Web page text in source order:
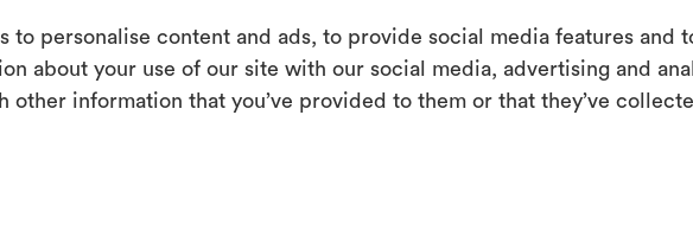
to personalise content and ads, to provide social media features and
about your use of our site with our social media, advertising and
other information that you’ve provided to them or that they’ve
INSTRUCTIONS GÉNÉRALES D'ENTRETIEN
Un instrument